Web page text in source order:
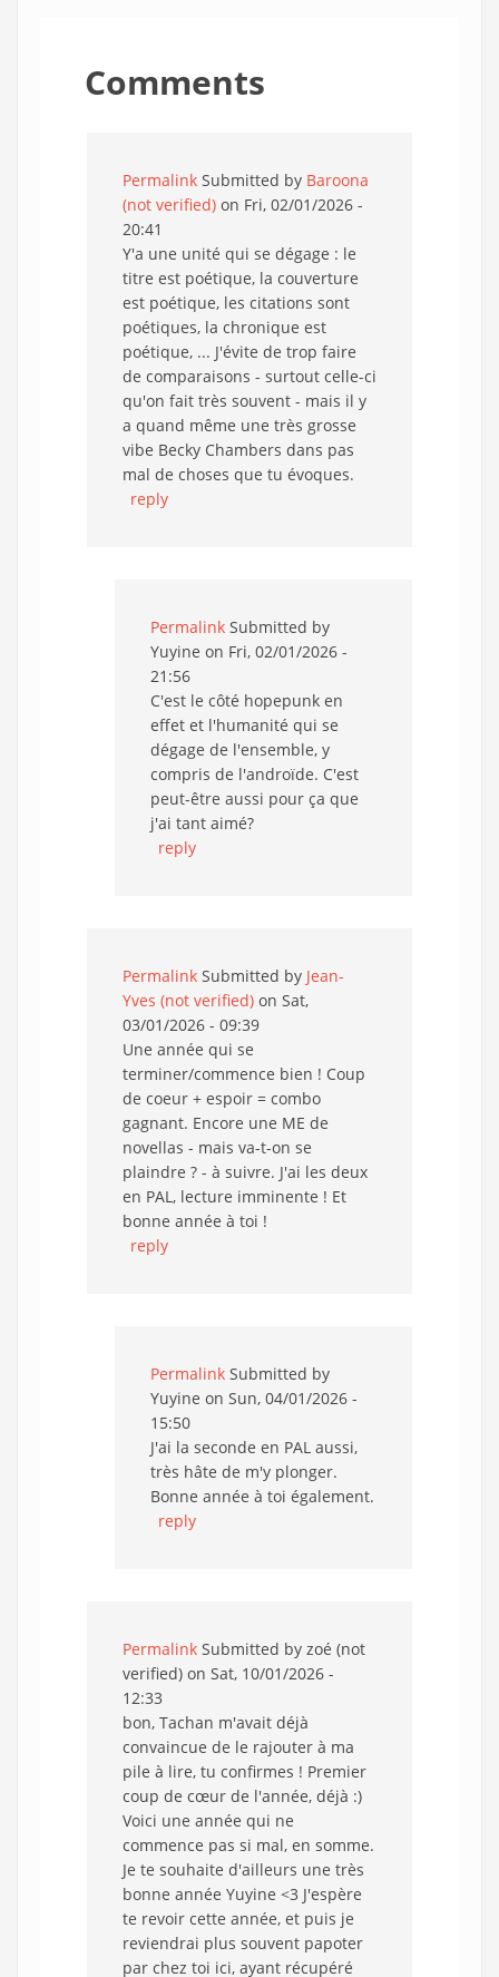
Comments
Permalink Submitted by Baroona
(not verified) on Fri, 02/01/2026 -
20:41
Y'a une unité qui se dégage : le
titre est poétique, la couverture
est poétique, les citations sont
poétiques, la chronique est
poétique, ... J'évite de trop faire
de comparaisons - surtout celle-ci
qu'on fait très souvent - mais il y
a quand même une très grosse
vibe Becky Chambers dans pas
mal de choses que tu évoques.
reply
Permalink Submitted by
Yuyine on Fri, 02/01/2026 -
21:56
C'est le côté hopepunk en
effet et l'humanité qui se
dégage de l'ensemble, y
compris de l'androïde. C'est
peut-être aussi pour ça que
j'ai tant aimé?
reply
Permalink Submitted by Jean-
Yves (not verified) on Sat,
03/01/2026 - 09:39
Une année qui se
terminer/commence bien ! Coup
de coeur + espoir = combo
gagnant. Encore une ME de
novellas - mais va-t-on se
plaindre ? - à suivre. J'ai les deux
en PAL, lecture imminente ! Et
bonne année à toi !
reply
Permalink Submitted by
Yuyine on Sun, 04/01/2026 -
15:50
J'ai la seconde en PAL aussi,
très hâte de m'y plonger.
Bonne année à toi également.
reply
Permalink Submitted by zoé (not
verified) on Sat, 10/01/2026 -
12:33
bon, Tachan m'avait déjà
convaincue de le rajouter à ma
pile à lire, tu confirmes ! Premier
coup de cœur de l'année, déjà :)
Voici une année qui ne
commence pas si mal, en somme.
Je te souhaite d'ailleurs une très
bonne année Yuyine <3 J'espère
te revoir cette année, et puis je
reviendrai plus souvent papoter
par chez toi ici, ayant récupéré